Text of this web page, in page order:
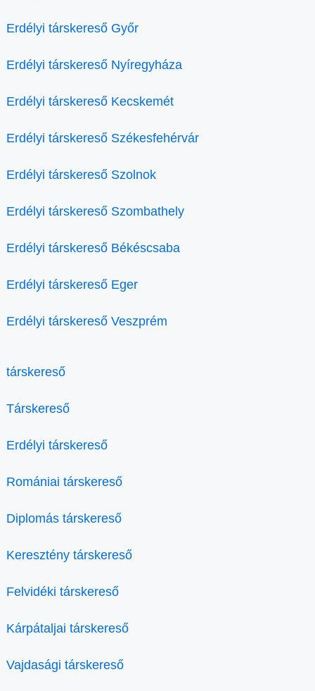
Erdélyi társkereső Győr
Erdélyi társkereső Nyíregyháza
Erdélyi társkereső Kecskemét
Erdélyi társkereső Székesfehérvár
Erdélyi társkereső Szolnok
Erdélyi társkereső Szombathely
Erdélyi társkereső Békéscsaba
Erdélyi társkereső Eger
Erdélyi társkereső Veszprém
társkereső
Társkereső
Erdélyi társkereső
Romániai társkereső
Diplomás társkereső
Keresztény társkereső
Felvidéki társkereső
Kárpátaljai társkereső
Vajdasági társkereső